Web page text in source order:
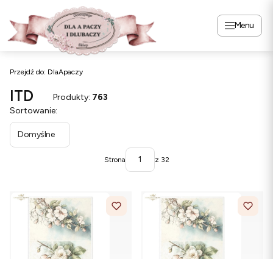
Menu
Przejdź do: DlaApaczy
ITD Produkty: 763
Lista produktów
Sortowanie:
Domyślne
Strona z 32